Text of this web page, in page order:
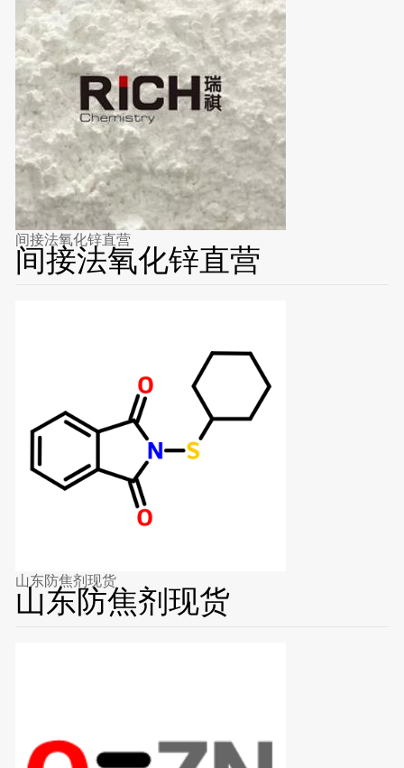
间接法氧化锌直营
间接法氧化锌直营
山东防焦剂现货
山东防焦剂现货